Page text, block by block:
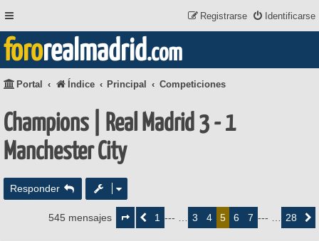
Identificarse
Registrarse
fororealmadrid.com
Portal Índice Principal Competiciones
Champions | Real Madrid 3 - 1
Manchester City
Responder
545 mensajes
Página
deAnterior1 --- … 3 4 5 6 7 --- … 28